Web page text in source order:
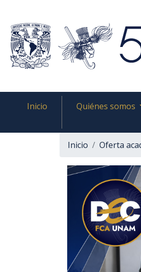
Inicio Quiénes somos
Inicio Oferta